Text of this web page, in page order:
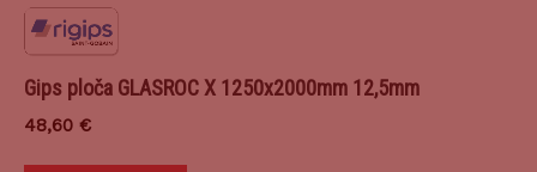
Gips ploča GLASROC X 1250x2000mm 12,5mm
48,60 €